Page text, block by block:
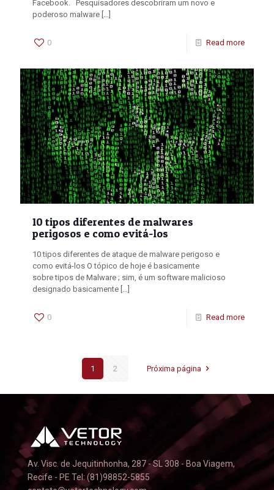
Facebook. Pesquisadores descobriram um novo e
poderoso malware
0 Read more
10 tipos diferentes de malwares
perigosos e como evitá-los
10 tipos diferentes de ataque de malware perigoso e
como evitá-los O tópico de hoje é basicamente
sobre tipos de Malware ; sim, é um software malicioso
designado basicamente […]
0 Read more
1 2 Próxima página
Av. Visc. de Jequitinhonha, 287 - SL 308 - Boa Viagem,
Recife - PE Tel: (81)98852-5855